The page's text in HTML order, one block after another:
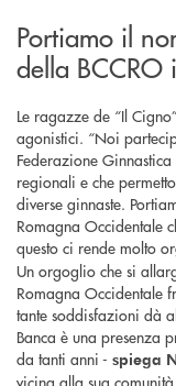
Portiamo il
della BCCRO
Le ragazze de “Il
agonistici. “Noi
Federazione
regionali e che
diverse ginnaste.
Romagna Occidentale
questo ci rende molto
Un orgoglio che si
Romagna Occidentale
tante soddisfazioni dà
Banca è una presenza
da tanti anni - spiega
vicina alla sua